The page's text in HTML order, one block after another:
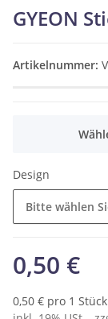
GYEON
Artikelnummer:
Design
Bitte wählen
0,50 €
0,50 € pro 1 Stück